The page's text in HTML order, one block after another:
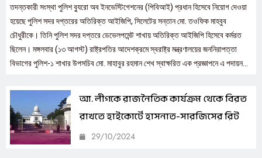
তদন্তকারী সংস্থা পুলিশ ব্যুরো অব ইনভেস্টিগেশনের (পিবিআই) প্রধান হিসেবে নিয়োগ দেওয়া
হয়েছে পুলিশ সদর দপ্তরের অতিরিক্ত আইজিপি, সিলেটের সন্তান মো. তওফিক মাহবুব
চৌধুরীকে। তিনি পুলিশ সদর দপ্তরে ডেভেলপমেন্ট শাখায় অতিরিক্ত আইজিপি হিসেবে কর্মরত
ছিলেন। মঙ্গলবার (১৩ আগস্ট) রাষ্ট্রপতির আদেশক্রমে স্বরাষ্ট্র মন্ত্রণালয়ের জননিরাপত্তা
বিভাগের পুলিশ-১ শাখার উপসচিব মো. মাহাবুর রহমান শেখ স্বাক্ষরিত এক প্রজ্ঞাপনে এ পদায়ন...
আ. লীগকে রাজনৈতিক কার্যক্রম থেকে বিরত
রাখতে হাইকোর্টে হাসনাত-সারজিসের রিট
29/10/2024